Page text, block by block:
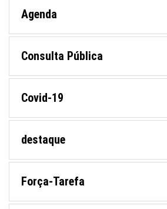
Agenda
Consulta Pública
Covid-19
destaque
Força-Tarefa